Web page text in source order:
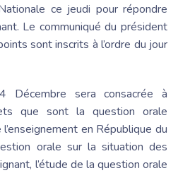
ce jeudi pour répondre
Le communiqué du président
sont inscrits à l’ordre du jour
Décembre sera consacrée à
que sont la question orale
en République du
orale sur la situation des
l’étude de la question orale